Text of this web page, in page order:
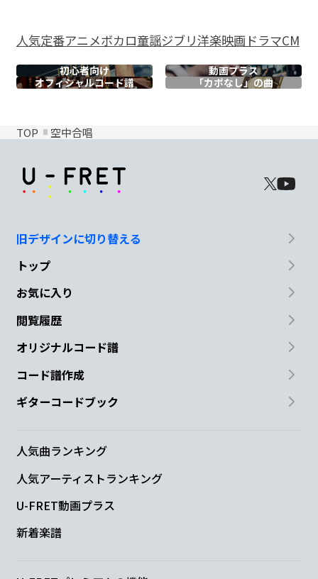
人気定番アニメボカロ童謡ジブリ洋楽映画ドラマCM
初心者向け
動画プラス
オフィシャルコード譜 「カポなし」の曲
TOP 空中合唱
旧デザインに切り替える
トップ
お気に入り
閲覧履歴
オリジナルコード譜
コード譜作成
ギターコードブック
人気曲ランキング
人気アーティストランキング
U-FRET動画プラス
新着楽譜